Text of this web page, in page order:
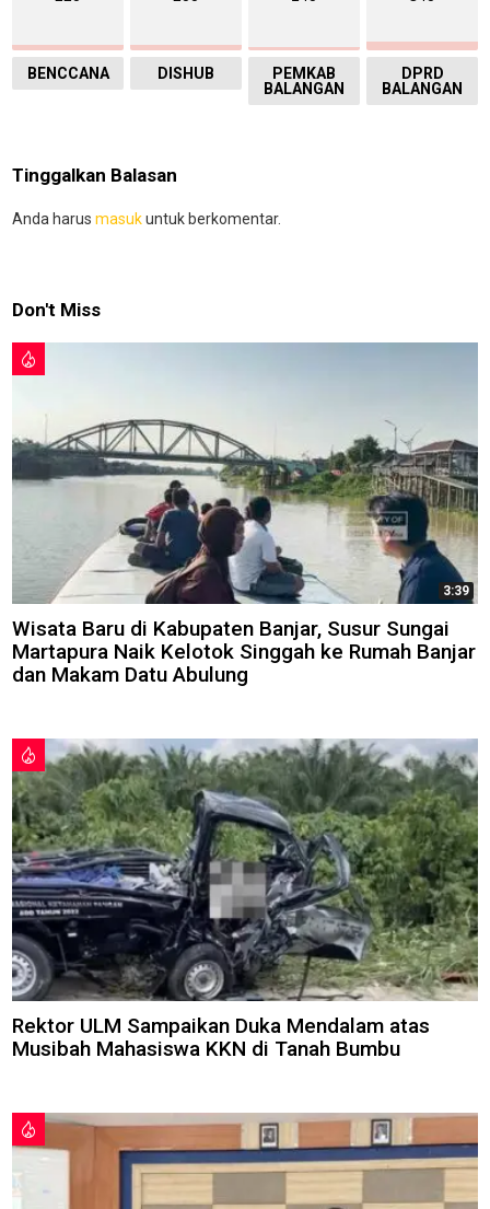
BENCCANA DISHUB
PEMKAB
BALANGAN
DPRD
BALANGAN
Tinggalkan Balasan
Anda harus masukuntuk berkomentar.
Don't Miss
3:39
Wisata Baru di Kabupaten Banjar, Susur Sungai
Martapura Naik Kelotok Singgah ke Rumah Banjar
dan Makam Datu Abulung
Rektor ULM Sampaikan Duka Mendalam atas
Musibah Mahasiswa KKN di Tanah Bumbu